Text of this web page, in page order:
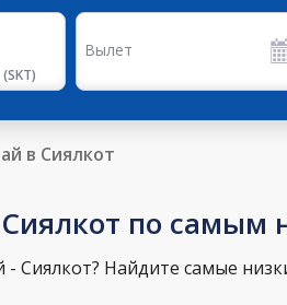
(SKT)
Вылет
в Сиялкот
по самым
Сиялкот? Найдите самые